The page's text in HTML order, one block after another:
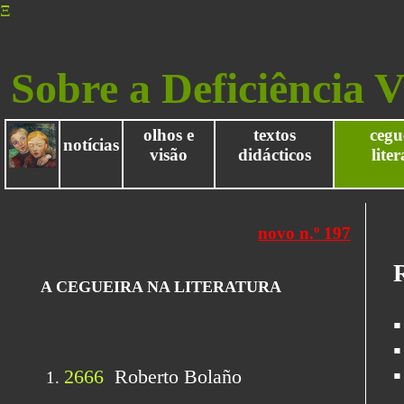
Ξ
Sobre a Deficiência
notícias
olhos e
visão
textos
didácticos